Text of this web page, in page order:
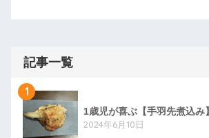
記事一覧
1
1歳児が喜ぶ【手羽先煮込み
2024年6月10日